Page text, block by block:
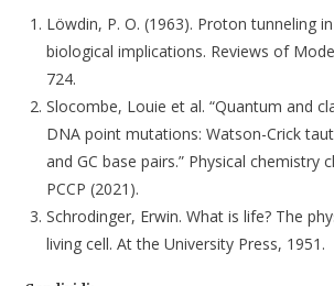
Löwdin, P. O. (1963). Proton tunneling
biological implications. Reviews of
724.
Slocombe, Louie et al. “Quantum and
DNA point mutations: Watson-Crick
and GC base pairs.” Physical chemistry
PCCP (2021).
Schrodinger, Erwin. What is life? The
living cell. At the University Press, 1951.